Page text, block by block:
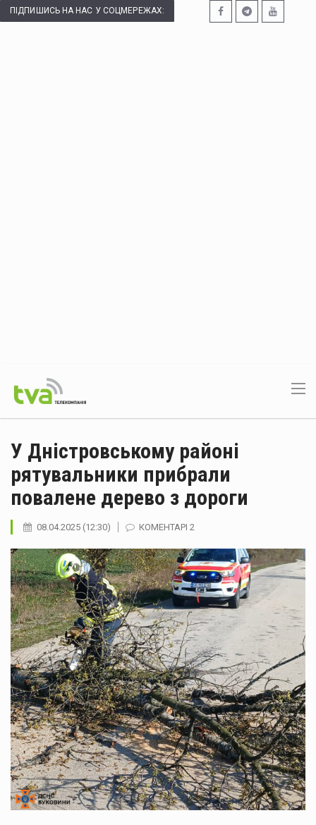
ПІДПИШИСЬ НА НАС У СОЦМЕРЕЖАХ:
У Дністровському районі
рятувальники прибрали
повалене дерево з дороги
08.04.2025 (12:30) КОМЕНТАРІ 2